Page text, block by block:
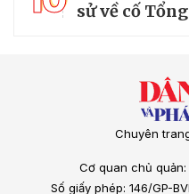
sử về cố
Chuyên
Cơ quan chủ
Số giấy phép: 146/GP-